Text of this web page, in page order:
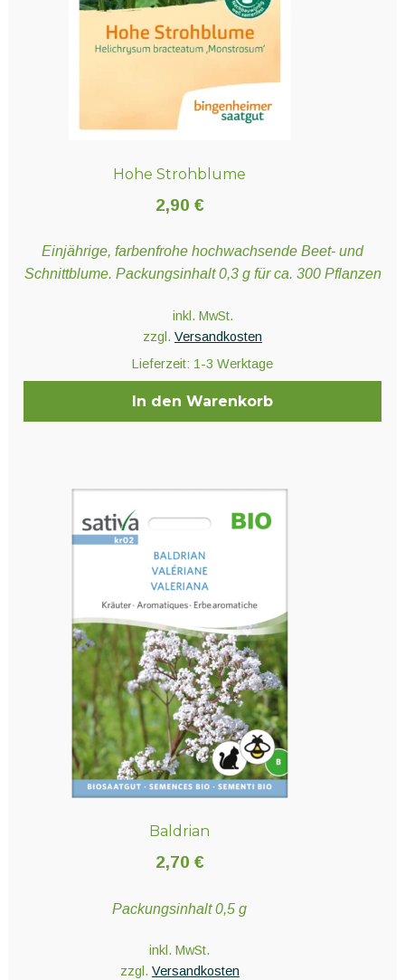
Hohe Strohblume
2,90 €
Einjährige, farbenfrohe hochwachsende Beet- und
Schnittblume. Packungsinhalt 0,3 g für ca. 300 Pflanzen
inkl. MwSt.
zzgl. Versandkosten
Lieferzeit: 1-3 Werktage
In den Warenkorb
Baldrian
2,70 €
Packungsinhalt 0,5 g
inkl. MwSt.
zzgl. Versandkosten